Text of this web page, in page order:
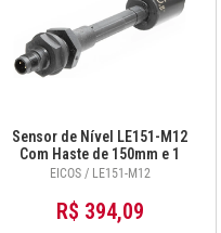
Sensor de Nível LE151-M12
Com Haste de 150mm e 1
Ponto de Detecção
EICOS / LE151-M12
R$ 394,09